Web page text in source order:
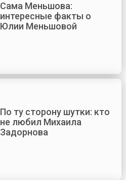
Сама Меньшова:
интересные факты о
Юлии Меньшовой
По ту сторону шутки: кто
не любил Михаила
Задорнова